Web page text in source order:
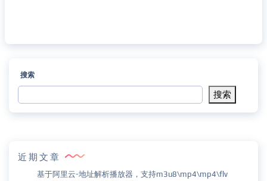
搜索
搜索
近期文章
基于阿里云-地址解析播放器，支持m3u8\mp4\mp4\flv